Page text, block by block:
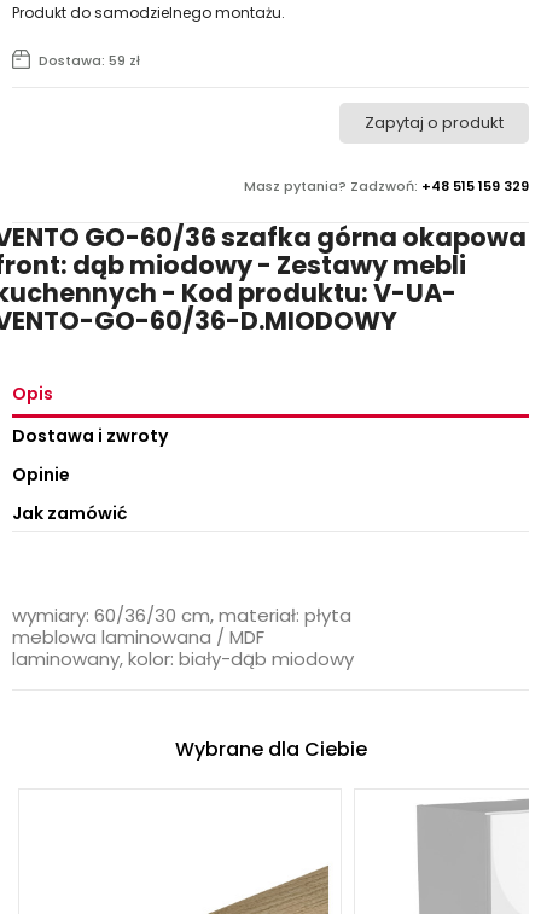
Masz pytania? Zadzwoń: +48 515 159 329
Zapytaj o produkt
Dostawa: 59 zł
Produkt do samodzielnego montażu.
GO-60/36 szafka górna okapowa
dąb miodowy - Zestawy mebli
- Kod produktu: V-UA-
GO-60/36-D.MIODOWY
Opis
Dostawa i zwroty
Opinie
Jak zamówić
wymiary: 60/36/30 cm, materiał: płyta
meblowa laminowana / MDF
laminowany, kolor: biały-dąb miodowy
Wybrane dla Ciebie